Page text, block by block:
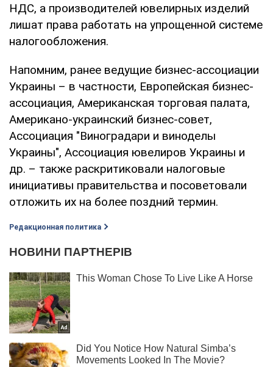
НДС, а производителей ювелирных изделий
лишат права работать на упрощенной системе
налогообложения.
Напомним, ранее ведущие бизнес-ассоциации
Украины – в частности, Европейская бизнес-
ассоциация, Американская торговая палата,
Американо-украинский бизнес-совет,
Ассоциация "Виноградари и виноделы
Украины", Ассоциация ювелиров Украины и
др. – также раскритиковали налоговые
инициативы правительства и посоветовали
отложить их на более поздний термин.
Редакционная политика